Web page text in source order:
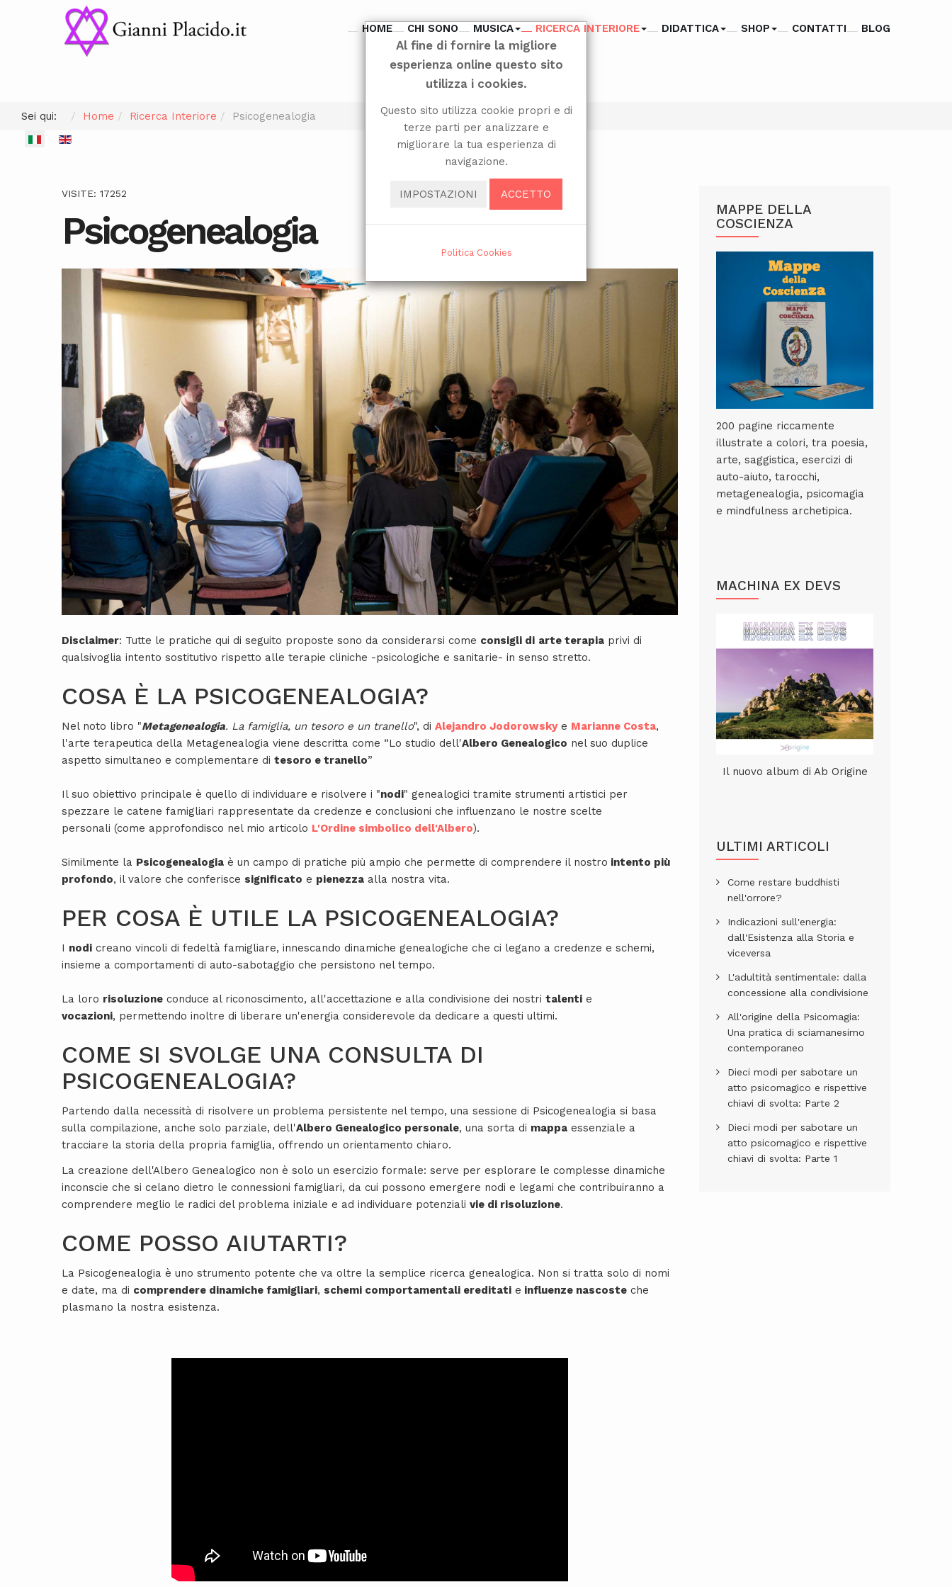
HOME CHI SONO MUSICA RICERCA INTERIORE DIDATTICA SHOP CONTATTI BLOG
Sei qui: Home Ricerca Interiore
Psicogenealogia
Seleziona la tua lingua
VISITE: 17252
Psicogenealogia
Disclaimer: Tutte le pratiche qui di seguito proposte sono da considerarsi come consigli di arte terapia privi di
qualsivoglia intento sostitutivo rispetto alle terapie cliniche -psicologiche e sanitarie- in senso stretto.
COSA È LA PSICOGENEALOGIA?
Nel noto libro "Metagenealogia. La famiglia, un tesoro e un tranello", di Alejandro Jodorowskye Marianne Costa,
l'arte terapeutica della Metagenealogia viene descritta come “Lo studio dell'Albero Genealogico nel suo duplice
aspetto simultaneo e complementare di tesoro e tranello”
Il suo obiettivo principale è quello di individuare e risolvere i "nodi" genealogici tramite strumenti artistici per
spezzare le catene famigliari rappresentate da credenze e conclusioni che influenzano le nostre scelte
personali (come approfondisco nel mio articolo L'Ordine simbolico dell'Albero).
Similmente la Psicogenealogia è un campo di pratiche più ampio che permette di comprendere il nostro intento più
profondo, il valore che conferisce significato e pienezza alla nostra vita.
PER COSA È UTILE LA PSICOGENEALOGIA?
I nodi creano vincoli di fedeltà famigliare, innescando dinamiche genealogiche che ci legano a credenze e schemi,
insieme a comportamenti di auto-sabotaggio che persistono nel tempo.
La loro risoluzione conduce al riconoscimento, all'accettazione e alla condivisione dei nostri talenti e
vocazioni, permettendo inoltre di liberare un'energia considerevole da dedicare a questi ultimi.
COME SI SVOLGE UNA CONSULTA DI
PSICOGENEALOGIA?
Partendo dalla necessità di risolvere un problema persistente nel tempo, una sessione di Psicogenealogia si basa
sulla compilazione, anche solo parziale, dell'Albero Genealogico personale, una sorta di mappa essenziale a
tracciare la storia della propria famiglia, offrendo un orientamento chiaro.
La creazione dell'Albero Genealogico non è solo un esercizio formale: serve per esplorare le complesse dinamiche
inconscie che si celano dietro le connessioni famigliari, da cui possono emergere nodi e legami che contribuiranno a
comprendere meglio le radici del problema iniziale e ad individuare potenziali vie di risoluzione.
COME POSSO AIUTARTI?
La Psicogenealogia è uno strumento potente che va oltre la semplice ricerca genealogica. Non si tratta solo di nomi
e date, ma di comprendere dinamiche famigliari, schemi comportamentali ereditati e influenze nascoste che
plasmano la nostra esistenza.
MAPPE DELLA
COSCIENZA
200 pagine riccamente
illustrate a colori, tra poesia,
arte, saggistica, esercizi di
auto-aiuto, tarocchi,
metagenealogia, psicomagia
e mindfulness archetipica.
MACHINA EX DEVS
Il nuovo album di Ab Origine
ULTIMI ARTICOLI
Come restare buddhisti
nell'orrore?
Indicazioni sull'energia:
dall'Esistenza alla Storia e
viceversa
L'adultità sentimentale: dalla
concessione alla condivisione
All'origine della Psicomagia:
Una pratica di sciamanesimo
contemporaneo
Dieci modi per sabotare un
atto psicomagico e rispettive
chiavi di svolta: Parte 2
Dieci modi per sabotare un
atto psicomagico e rispettive
chiavi di svolta: Parte 1
Al fine di fornire la migliore
esperienza online questo sito
utilizza i cookies.
Questo sito utilizza cookie propri e di
terze parti per analizzare e
migliorare la tua esperienza di
navigazione.
IMPOSTAZIONI ACCETTO
Politica Cookies